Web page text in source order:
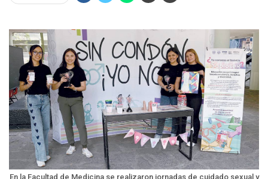
En la Facultad de Medicina se realizaron jornadas de cuidado sexual y